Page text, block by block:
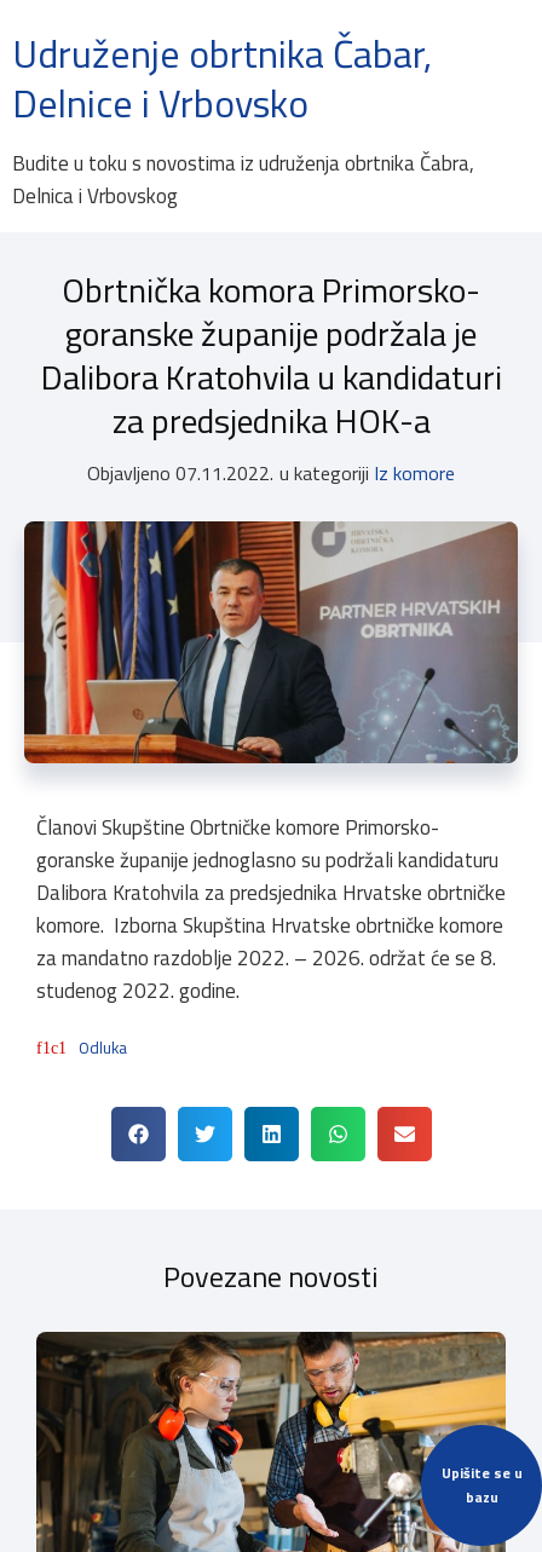
Upišite se u
bazu
Udruženje obrtnika Čabar,
Delnice i Vrbovsko
Budite u toku s novostima iz udruženja obrtnika Čabra,
Delnica i Vrbovskog
Obrtnička komora Primorsko-
goranske županije podržala je
Dalibora Kratohvila u kandidaturi
za predsjednika HOK-a
Objavljeno 07.11.2022. u kategoriji Iz komore
Članovi Skupštine Obrtničke komore Primorsko-
goranske županije jednoglasno su podržali kandidaturu
Dalibora Kratohvila za predsjednika Hrvatske obrtničke
komore. Izborna Skupština Hrvatske obrtničke komore
za mandatno razdoblje 2022. – 2026. održat će se 8.
studenog 2022. godine.
Odluka
Povezane novosti